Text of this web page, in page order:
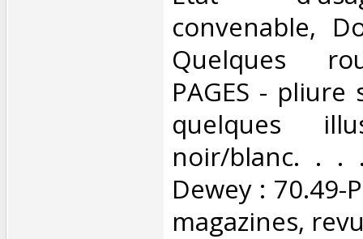
convenable,
Quelques
PAGES -
quelques
noir/blanc. . .
Dewey : 70.49-
magazines,